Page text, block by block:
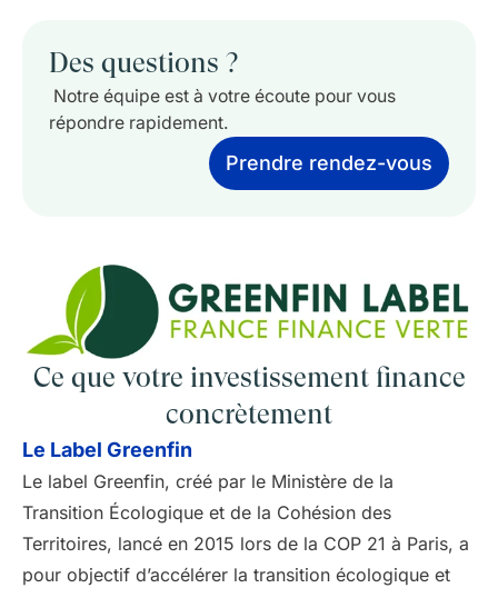
Des questions ?
Notre équipe est à votre écoute pour vous
répondre rapidement.
Prendre rendez-vous
Ce que votre investissement finance
concrètement
Le Label Greenfin
Le label Greenfin, créé par le Ministère de la
Transition Écologique et de la Cohésion des
Territoires, lancé en 2015 lors de la COP 21 à Paris, a
pour objectif d’accélérer la transition écologique et